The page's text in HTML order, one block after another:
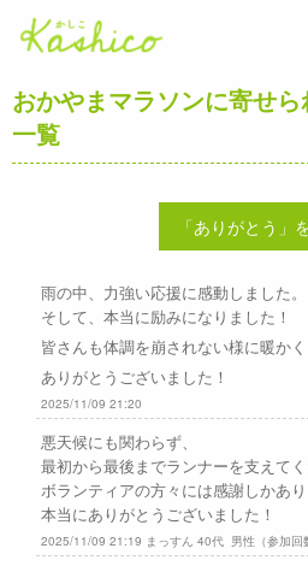
おかやまマラソンに寄せら
一覧
「ありがとう」
雨の中、力強い応援に感動しました。
そして、本当に励みになりました！
皆さんも体調を崩されない様に暖かく
ありがとうございました！
2025/11/09 21:20
悪天候にも関わらず、
最初から最後までランナーを支えてく
ボランティアの方々には感謝しかあり
本当にありがとうございました！
2025/11/09 21:19 まっすん 40代 男性（参加回